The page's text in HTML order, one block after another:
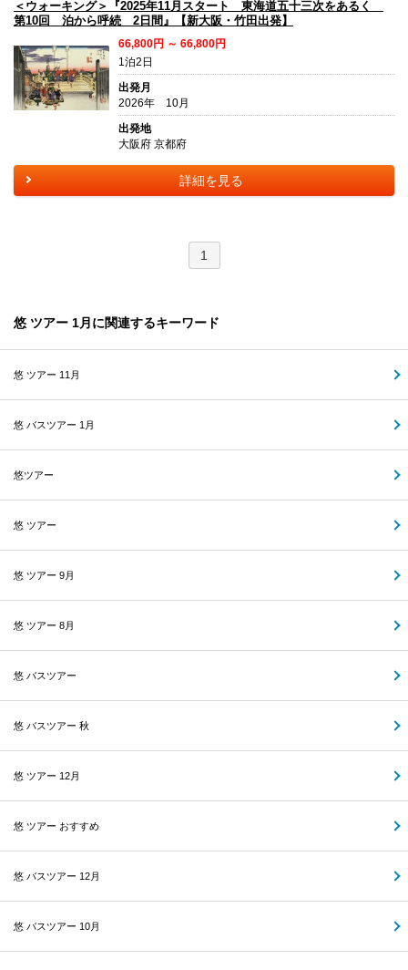
＜ウォーキング＞『2025年11月スタート 東海道五十三次をあるく
第10回 泊から呼続 2日間』【新大阪・竹田出発】
66,800円 ～ 66,800円
1泊2日
出発月
2026年 10月
出発地
大阪府 京都府
詳細を見る
1
悠 ツアー 1月に関連するキーワード
悠 ツアー 11月
悠 バスツアー 1月
悠ツアー
悠 ツアー
悠 ツアー 9月
悠 ツアー 8月
悠 バスツアー
悠 バスツアー 秋
悠 ツアー 12月
悠 ツアー おすすめ
悠 バスツアー 12月
悠 バスツアー 10月